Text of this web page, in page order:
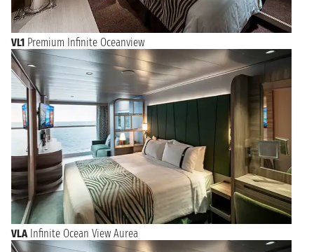
VL1 Premium Infinite Oceanview
VLA Infinite Ocean View Aurea